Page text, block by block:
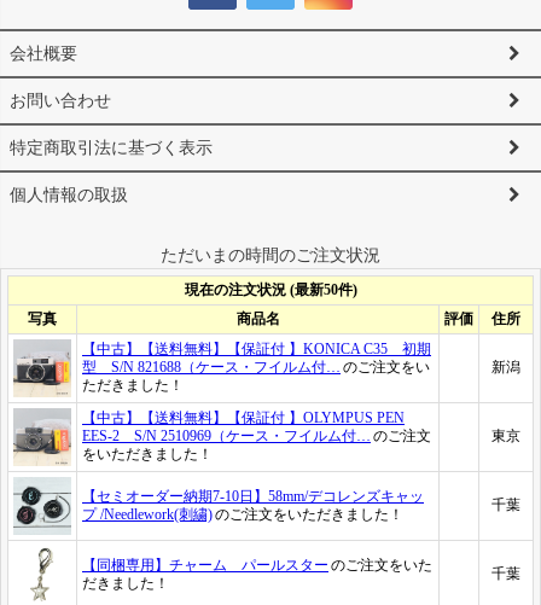
会社概要
お問い合わせ
特定商取引法に基づく表示
個人情報の取扱
ただいまの時間のご注文状況